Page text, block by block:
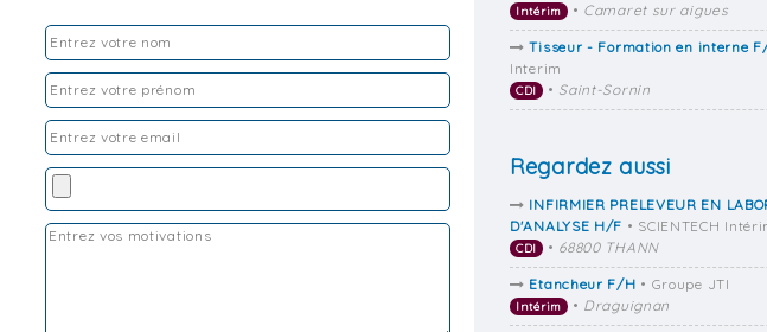
Intérim • Camaret sur aigues
Tisseur - Formation en interne
Interim
CDI • Saint-Sornin
Regardez aussi
INFIRMIER PRELEVEUR EN
D'ANALYSE H/F • SCIENTECH
CDI • 68800 THANN
Etancheur F/H • Groupe JTI
Intérim • Draguignan